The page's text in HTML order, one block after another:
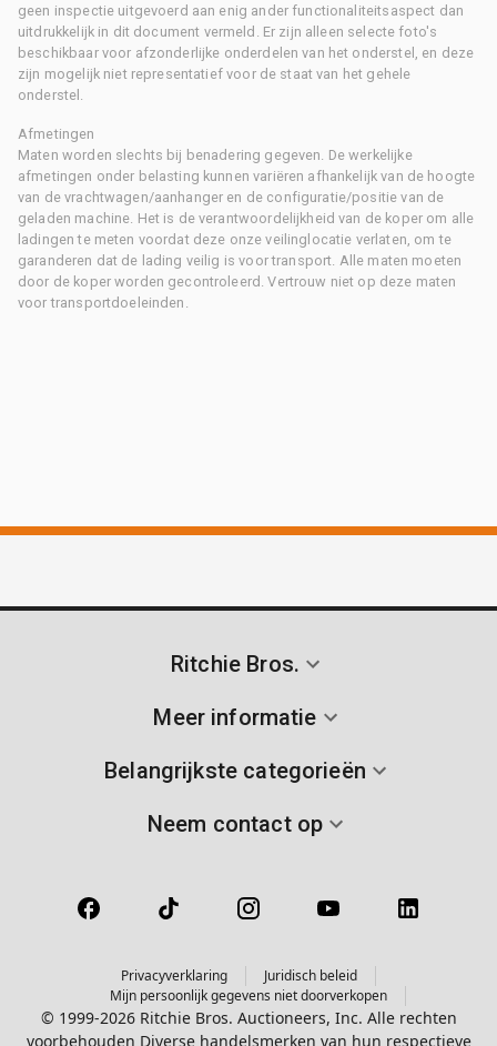
geen inspectie uitgevoerd aan enig ander functionaliteitsaspect dan
uitdrukkelijk in dit document vermeld. Er zijn alleen selecte foto's
beschikbaar voor afzonderlijke onderdelen van het onderstel, en deze
zijn mogelijk niet representatief voor de staat van het gehele
onderstel.
Afmetingen
Maten worden slechts bij benadering gegeven. De werkelijke
afmetingen onder belasting kunnen variëren afhankelijk van de hoogte
van de vrachtwagen/aanhanger en de configuratie/positie van de
geladen machine. Het is de verantwoordelijkheid van de koper om alle
ladingen te meten voordat deze onze veilinglocatie verlaten, om te
garanderen dat de lading veilig is voor transport. Alle maten moeten
door de koper worden gecontroleerd. Vertrouw niet op deze maten
voor transportdoeleinden.
Ritchie Bros.
Meer informatie
Belangrijkste categorieën
Neem contact op
Privacyverklaring
Juridisch beleid
Mijn persoonlijk gegevens niet doorverkopen
© 1999-2026 Ritchie Bros. Auctioneers, Inc. Alle rechten
voorbehouden Diverse handelsmerken van hun respectieve